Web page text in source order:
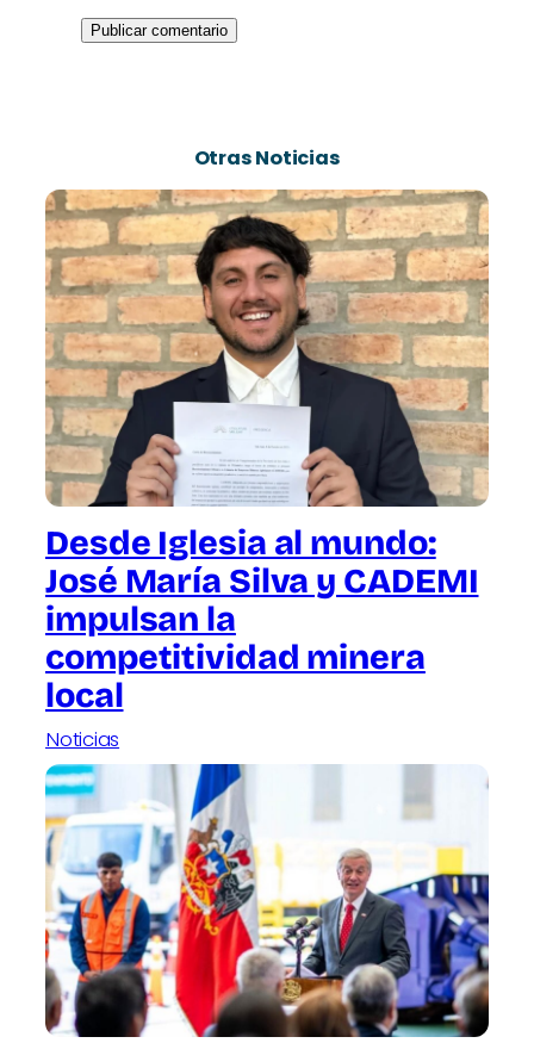
Otras Noticias
Desde Iglesia al mundo:
José María Silva y CADEMI
impulsan la
competitividad minera
local
Noticias